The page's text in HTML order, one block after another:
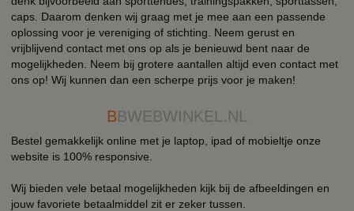
caps. Daarom denken wij graag met je mee aan een passende
oplossing voor je vereniging of stichting. Neem gerust en
vrijblijvend contact met ons op als je benieuwd bent naar de
mogelijkheden. Neem bij grotere aantallen altijd even contact met
ons op! Wij kunnen dan een scherpe prijs voor je maken!
BBWEBWINKEL.NL
Bestel gemakkelijk online met je laptop, ipad of mobieltje onze
website is 100% responsive.
Wij bieden vele betaal mogelijkheden kijk bij de afbeeldingen en
jouw favoriete betaalmiddel zit er zeker tussen.